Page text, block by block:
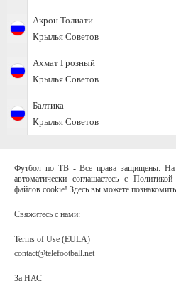
Акрон Толиати
Крылья Советов
Ахмат Грозный
Крылья Советов
Балтика
Крылья Советов
Футбол по ТВ - Все права защищены. На
автоматически соглашаетесь с
файлов cookie! Здесь вы можете
Свяжитесь с нами:
Terms of Use (EULA)
contact@telefootball.net
За НАС